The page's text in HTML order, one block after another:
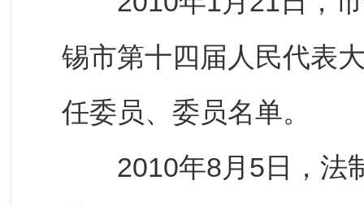
锡市第十四届人民代表
任委员、委员名单。
2010年8月5日，法